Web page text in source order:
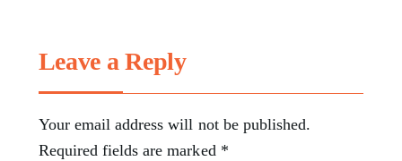
Leave a Reply
Your email address will not be published.
Required fields are marked *